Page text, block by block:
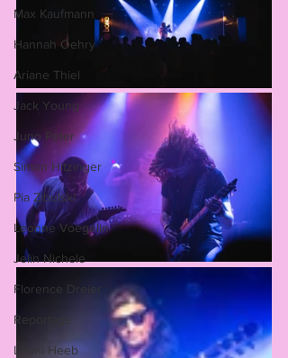
Max Kaufmann
Hannah Oehry
Ariane Thiel
Jack Young
Juno Peter
Simon Hitzinger
Pia Zibulski
Leonne Voegelin
Jelïn Nichele
Florence Dreier
Reportage
Leoni Heeb